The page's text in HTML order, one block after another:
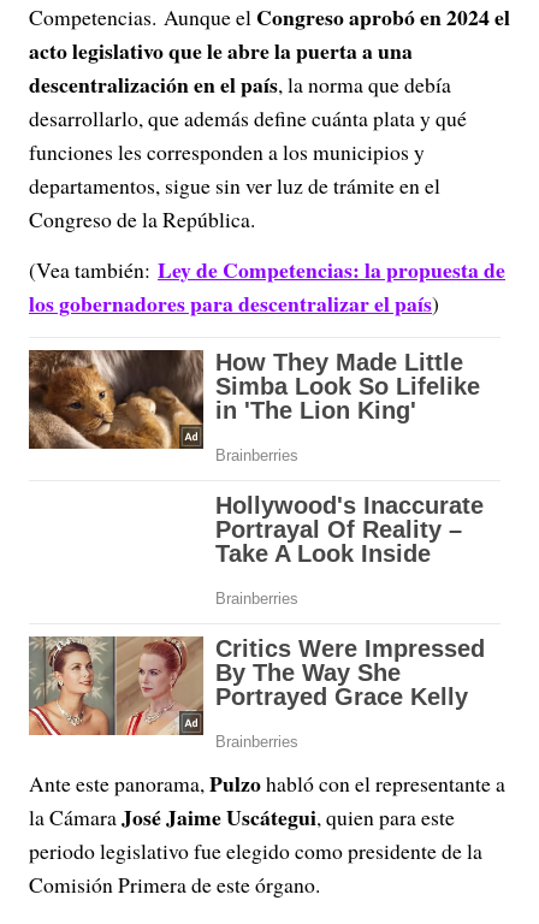
Competencias. Aunque el Congreso aprobó en 2024 el
acto legislativo que le abre la puerta a una
descentralización en el país, la norma que debía
desarrollarlo, que además define cuánta plata y qué
funciones les corresponden a los municipios y
departamentos, sigue sin ver luz de trámite en el
Congreso de la República.
(Vea también: Ley de Competencias: la propuesta de
los gobernadores para descentralizar el país)
Ante este panorama,Pulzohabló con el representante a
la CámaraJosé Jaime Uscátegui, quien para este
periodo legislativo fue elegido como presidente de la
Comisión Primera de este órgano.